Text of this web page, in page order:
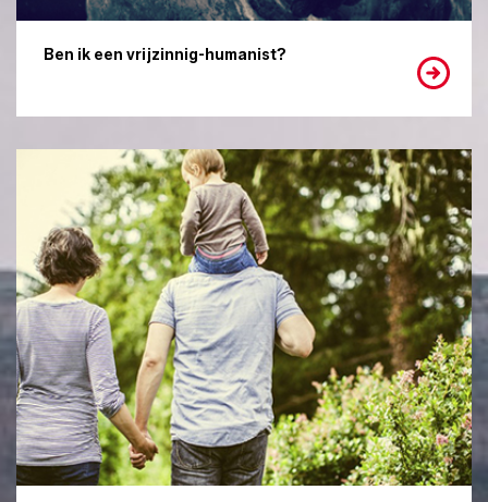
Ben ik een vrijzinnig-humanist?